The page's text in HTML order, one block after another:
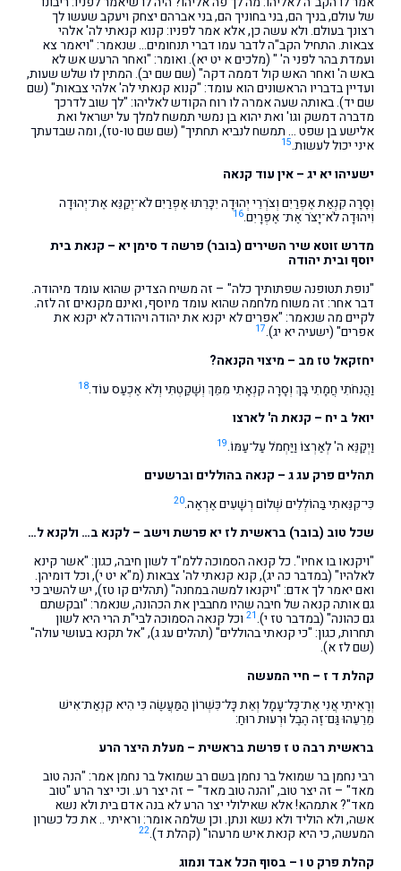
של עולם, בניך הם, בני בחוניך הם, בני אברהם יצחק ויעקב שעשו לך
רצונך בעולם. ולא עשה כן, אלא אמר לפניו: קנוא קנאתי לה' אלהי
צבאות. התחיל הקב"ה לדבר עמו דברי תנחומים… שנאמר: "ויאמר צא
ועמדת בהר לפני ה' " (מלכים א יט יא). ואומר: "ואחר הרעש אש לא
באש ה' ואחר האש קול דממה דקה" (שם שם יב). המתין לו שלש שעות,
ועדיין בדבריו הראשונים הוא עומד: "קנוא קנאתי לה' אלהי צבאות" (שם
שם יד). באותה שעה אמרה לו רוח הקודש לאליהו: "לך שוב לדרכך
מדברה דמשק וגו' ואת יהוא בן נמשי תמשח למלך על ישראל ואת
אלישע בן שפט … תמשח לנביא תחתיך" (שם שם טו-טז), ומה שבדעתך
איני יכול לעשות.15
ישעיהו יא יג – אין עוד קנאה
וְסָרָה קִנְאַת אֶפְרַיִם וְצֹרְרֵי יְהוּדָה יִכָּרֵתוּ אֶפְרַיִם לֹא־יְקַנֵּא אֶת־יְהוּדָה
וִיהוּדָה לֹא־יָצֹר אֶת־ אֶפְרָיִם.16
מדרש זוטא שיר השירים (בובר) פרשה ד סימן יא – קנאת בית
יוסף ובית יהודה
"נופת תטופנה שפתותיך כלה" – זה משיח הצדיק שהוא עומד מיהודה.
דבר אחר: זה משוח מלחמה שהוא עומד מיוסף, ואינם מקנאים זה לזה.
לקיים מה שנאמר: "אפרים לא יקנא את יהודה ויהודה לא יקנא את
אפרים" (ישעיה יא יג).17
יחזקאל טז מב – מיצוי הקנאה?
וַהֲנִחֹתִי חֲמָתִי בָּךְ וְסָרָה קִנְאָתִי מִמֵּךְ וְשָׁקַטְתִּי וְלֹא אֶכְעַס עוֹד.18
יואל ב יח – קנאת ה' לארצו
וַיְקַנֵּא ה' לְאַרְצוֹ וַיַּחְמֹל עַל־עַמּוֹ.19
תהלים פרק עג ג – קנאה בהוללים וברשעים
כִּי־קִנֵּאתִי בַּהוֹלְלִים שְׁלוֹם רְשָׁעִים אֶרְאֶה.20
שכל טוב (בובר) בראשית לז יא פרשת וישב – לקנא ב… ולקנא ל…
"ויקנאו בו אחיו". כל קנאה הסמוכה ללמ"ד לשון חיבה, כגון: "אשר קינא
לאלהיו" (במדבר כה יג), קנא קנאתי לה' צבאות (מ"א יט י), וכל דומיהן.
ואם יאמר לך אדם: "ויקנאו למשה במחנה" (תהלים קו טז), יש להשיב כי
גם אותה קנאה של חיבה שהיו מחבבין את הכהונה, שנאמר: "ובקשתם
גם כהונה" (במדבר טז י).21 וכל קנאה הסמוכה לבי"ת הרי היא לשון
תחרות, כגון: "כי קנאתי בהוללים" (תהלים עג ג), "אל תקנא בעושי עולה"
(שם לז א).
קהלת ד ז – חיי המעשה
וְרָאִיתִי אֲנִי אֶת־כָּל־עָמָל וְאֵת כָּל־כִּשְׁרוֹן הַמַּעֲשֶׂה כִּי הִיא קִנְאַת־אִישׁ
מֵרֵעֵהוּ גַּם־זֶה הֶבֶל וּרְעוּת רוּחַ:
בראשית רבה ט ז פרשת בראשית – מעלת היצר הרע
רבי נחמן בר שמואל בר נחמן בשם רב שמואל בר נחמן אמר: "הנה טוב
מאד" – זה יצר טוב, "והנה טוב מאד" – זה יצר רע. וכי יצר הרע "טוב
מאד"? אתמהא! אלא שאילולי יצר הרע לא בנה אדם בית ולא נשא
אשה, ולא הוליד ולא נשא ונתן. וכן שלמה אומר: וראיתי .. את כל כשרון
המעשה, כי היא קנאת איש מרעהו" (קהלת ד).22
קהלת פרק ט ו – בסוף הכל אבד ונמוג